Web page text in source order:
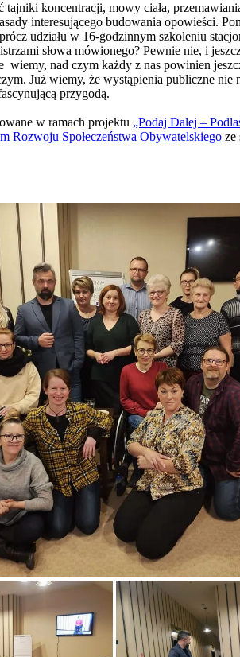
koncentracji, mowy ciała,
interesującego budowania opowieści.
udziału w 16-godzinnym szkoleniu
słowa mówionego? Pewnie nie, i
wiemy, nad czym każdy z nas powinien
Już wiemy, że wystąpienia publiczne
przygodą.
w ramach projektu „Podaj Dalej –
Rozwoju Społeczeństwa Obywatelskiego ze